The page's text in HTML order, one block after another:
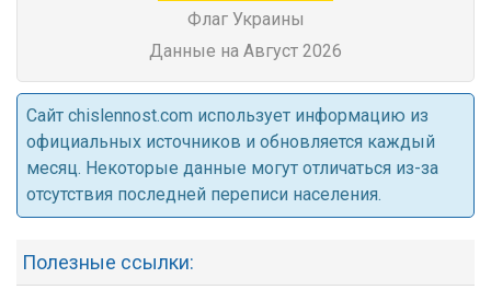
Флаг Украины
Данные на Август 2026
Cайт chislennost.com использует информацию из
официальных источников и обновляется каждый
месяц. Некоторые данные могут отличаться из-за
отсутствия последней переписи населения.
Полезные ссылки: